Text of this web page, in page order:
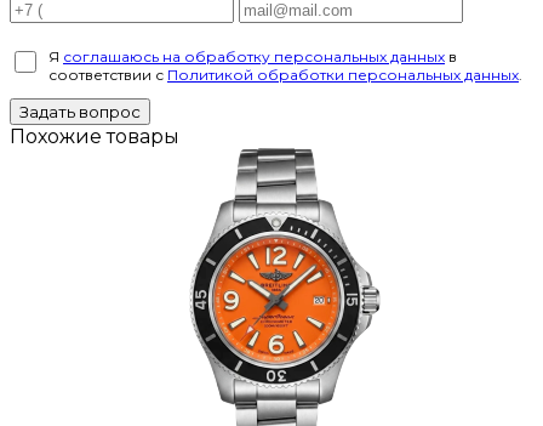
Я соглашаюсь на обработку персональных данных в
соответствии с Политикой обработки персональных данных.
Задать вопрос
Похожие товары